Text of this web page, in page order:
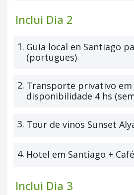
Inclui Dia 2
1. Guia local en Santiago
(portugues)
2. Transporte privativo em
disponibilidade 4 hs
3. Tour de vinos Sunset
4. Hotel em Santiago +
Inclui Dia 3